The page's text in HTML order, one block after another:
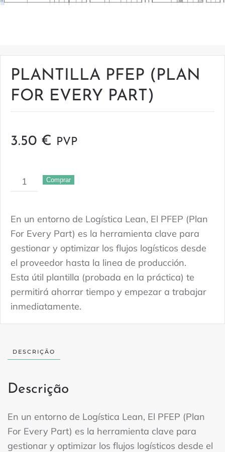
PLANTILLA PFEP (PLAN
FOR EVERY PART)
3.50 € PVP
PLANTILLA
PFEP
FOR
EVERY
PART)
quantidade
Comprar
En un entorno de Logística Lean, El PFEP (Plan
For Every Part) es la herramienta clave para
gestionar y optimizar los flujos logísticos desde
el proveedor hasta la linea de producción.
Esta útil plantilla (probada en la práctica) te
permitirá ahorrar tiempo y empezar a trabajar
inmediatamente.
DESCRIÇÃO
Descrição
En un entorno de Logística Lean, El PFEP (Plan
For Every Part) es la herramienta clave para
gestionar y optimizar los flujos logísticos desde el